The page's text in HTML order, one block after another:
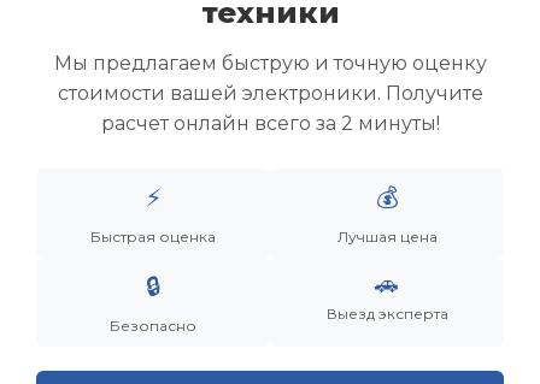
Скупка ноутбуков
Скупка игровых ноутбуков
Скупка рабочих ноутбуков
Скупка старых ноутбуков (б/у)
Скупка роутеров и сетевого оборудования
техники
Мы предлагаем быструю и точную оценку
стоимости вашей электроники. Получите
расчет онлайн всего за 2 минуты!
⚡
Быстрая оценка
💰
Лучшая цена
🔒
Безопасно
🚗
Выезд эксперта